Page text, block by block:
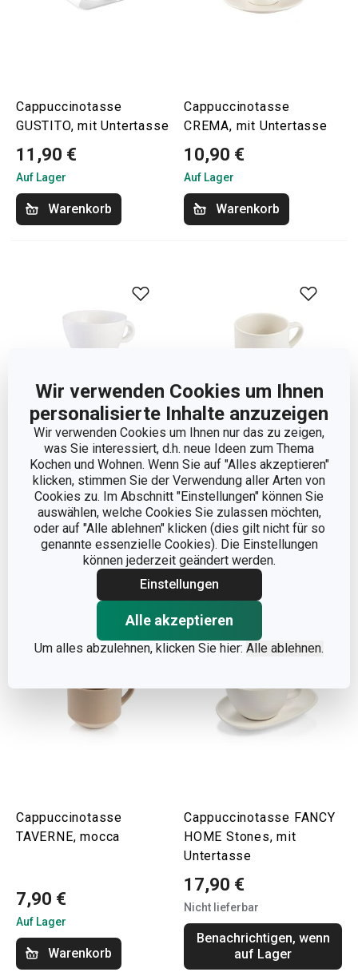
Wir verwenden Cookies um Ihnen
personalisierte Inhalte anzuzeigen
Wir verwenden Cookies um Ihnen nur das zu zeigen,
was Sie interessiert, d.h. neue Ideen zum Thema
Kochen und Wohnen. Wenn Sie auf "Alles akzeptieren"
klicken, stimmen Sie der Verwendung aller Arten von
Cookies zu. Im Abschnitt "Einstellungen" können Sie
auswählen, welche Cookies Sie zulassen möchten,
oder auf "Alle ablehnen" klicken (dies gilt nicht für so
genannte essenzielle Cookies). Die Einstellungen
können jederzeit geändert werden.
Einstellungen
Alle akzeptieren
Um alles abzulehnen, klicken Sie hier: Alle ablehnen.
Cappuccinotasse
GUSTITO, mit Untertasse
11,90 €
Auf Lager
Warenkorb
Cappuccinotasse
CREMA, mit Untertasse
10,90 €
Auf Lager
Warenkorb
Cappuccinotasse ALL
FIT ONE, Slim
5,90 €
Auf Lager
Warenkorb
Cappuccinotasse
TAVERNE, cream
7,90 €
Auf Lager
Warenkorb
Cappuccinotasse
TAVERNE, mocca
7,90 €
Auf Lager
Warenkorb
Cappuccinotasse FANCY
HOME Stones, mit
Untertasse
17,90 €
Nicht lieferbar
Benachrichtigen, wenn
auf Lager